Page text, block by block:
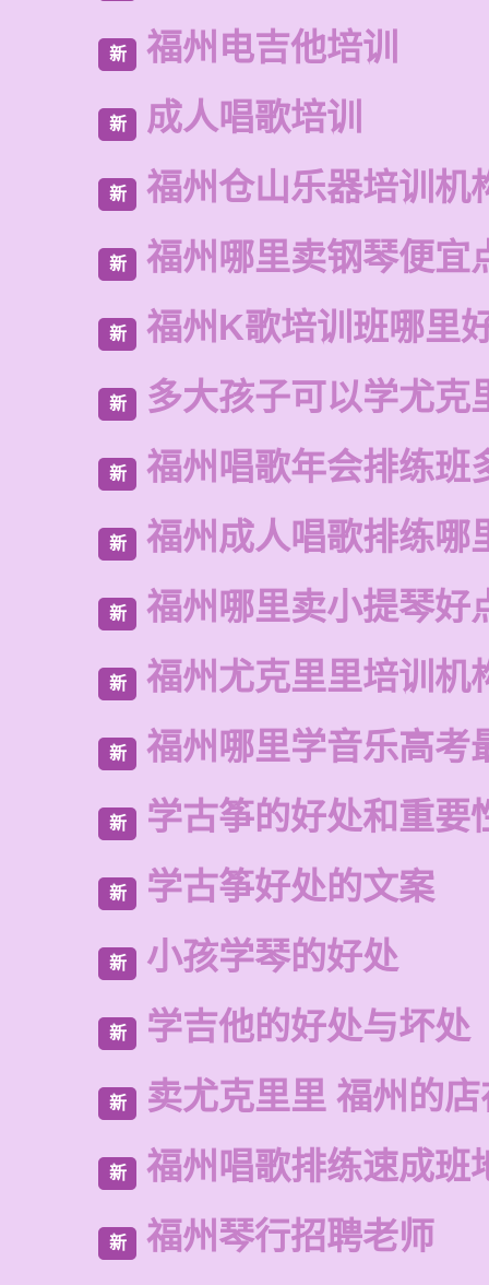
新 福州电吉他培训
新 成人唱歌培训
新 福州仓山乐器培训机
新 福州哪里卖钢琴便宜
新 福州K歌培训班哪里
新 多大孩子可以学尤克
新 福州唱歌年会排练班
新 福州成人唱歌排练哪
新 福州哪里卖小提琴好
新 福州尤克里里培训机
新 福州哪里学音乐高考
新 学古筝的好处和重要
新 学古筝好处的文案
新 小孩学琴的好处
新 学吉他的好处与坏处
新 卖尤克里里 福州的
新 福州唱歌排练速成班
新 福州琴行招聘老师